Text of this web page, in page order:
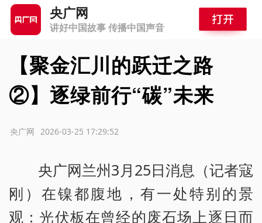
央广网
讲好中国故事 传播中国声音
【聚金汇川的跃迁之路
②】逐绿前行“碳”未来
2026-03-25 17:29:52
央广网
央广网兰州3月25日消息（记者寇
刚）在镍都腹地，有一处特别的景
观：光伏板在曾经的废石场上逐日而